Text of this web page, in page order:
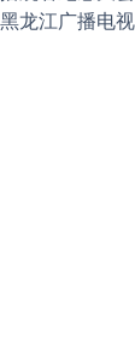
龙江广播电